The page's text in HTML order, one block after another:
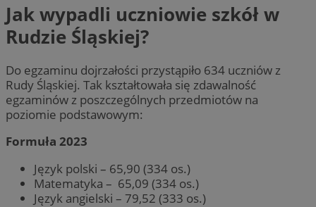
Jak wypadli uczniowie szkół w
Rudzie Śląskiej?
Do egzaminu dojrzałości przystąpiło 634 uczniów z
Rudy Śląskiej. Tak kształtowała się zdawalność
egzaminów z poszczególnych przedmiotów na
poziomie podstawowym:
Formuła 2023
Język polski – 65,90 (334 os.)
Matematyka – 65,09 (334 os.)
Język angielski – 79,52 (333 os.)